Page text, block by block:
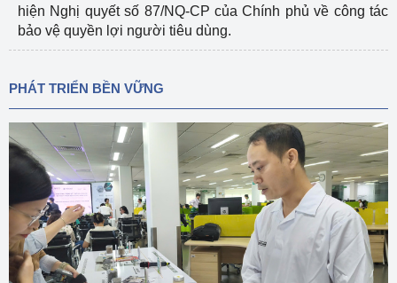
hiện Nghị quyết số 87/NQ-CP của Chính phủ về công tác
bảo vệ quyền lợi người tiêu dùng.
PHÁT TRIỂN BỀN VỮNG